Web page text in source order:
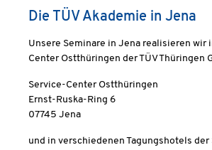
Die TÜV Akademie in Jena
Unsere Seminare in Jena realisieren wir
Center Ostthüringen der TÜV Thüringen
Service-Center Ostthüringen
Ernst-Ruska-Ring 6
07745 Jena
und in verschiedenen Tagungshotels der